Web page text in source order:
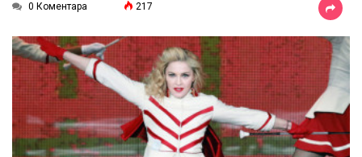
0 Коментара 217